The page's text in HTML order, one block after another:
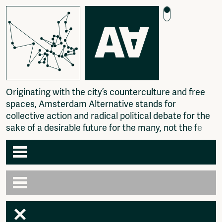
Originatingwiththe city’s countercu ture and free
spaces, Amsterdam Aternative stands for
co ective action and radica po itica debate forthe
sake of a desirab e future forthe many, notthe fe
Agenda
Articles
Newspaper
Photography
Amsterdam